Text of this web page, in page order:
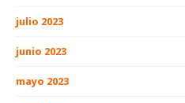
julio 2023
junio 2023
mayo 2023